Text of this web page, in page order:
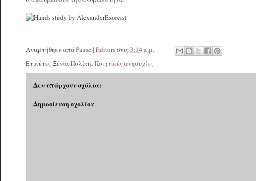
Αναρτήθηκε από Pause | Editorsστις 3:14 μ.μ.
Ετικέτες Ξένια Πολίτη,Ποιητικές ανησυχίες
Δεν υπάρχουν σχόλια:
Δημοσίευση σχολίου